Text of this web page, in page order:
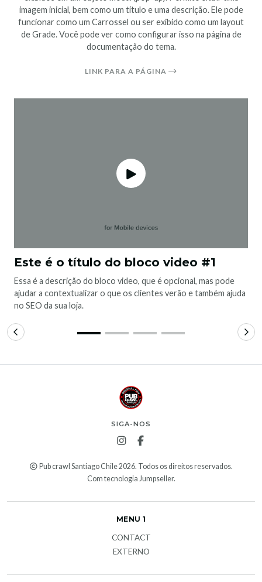
imagem inicial, bem como um título e uma descrição. Ele pode
funcionar como um Carrossel ou ser exibido como um layout
de Grade. Você pode ver como configurar isso na página de
documentação do tema.
LINK PARA A PÁGINA
Este é o título do bloco video #1
Essa é a descrição do bloco video, que é opcional, mas pode
ajudar a contextualizar o que os clientes verão e também ajuda
no SEO da sua loja.
SIGA-NOS
Pub crawl Santiago Chile 2026. Todos os direitos reservados.
Com tecnologia Jumpseller.
MENU 1
CONTACT
EXTERNO